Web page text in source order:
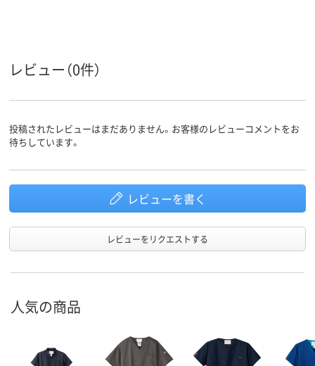
レビュー（0件）
投稿されたレビューはまだありません。お客様のレビューコメントをお
待ちしています。
レビューを書く
レビューをリクエストする
人気の商品